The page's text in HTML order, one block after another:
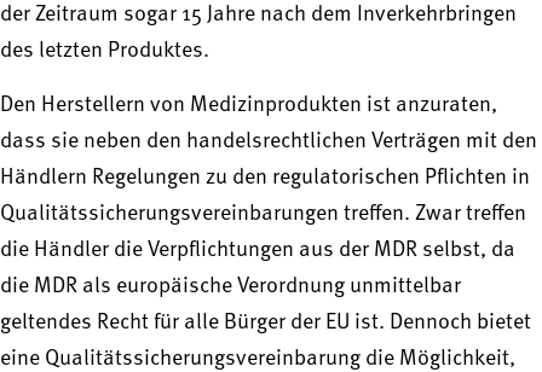
der Zeitraum sogar 15 Jahre nach dem Inverkehrbringen
des letzten Produktes.
Den Herstellern von Medizinprodukten ist anzuraten,
dass sie neben den handelsrechtlichen Verträgen mit den
Händlern Regelungen zu den regulatorischen Pflichten in
Qualitätssicherungsvereinbarungen treffen. Zwar treffen
die Händler die Verpflichtungen aus der MDR selbst, da
die MDR als europäische Verordnung unmittelbar
geltendes Recht für alle Bürger der EU ist. Dennoch bietet
eine Qualitätssicherungsvereinbarung die Möglichkeit,